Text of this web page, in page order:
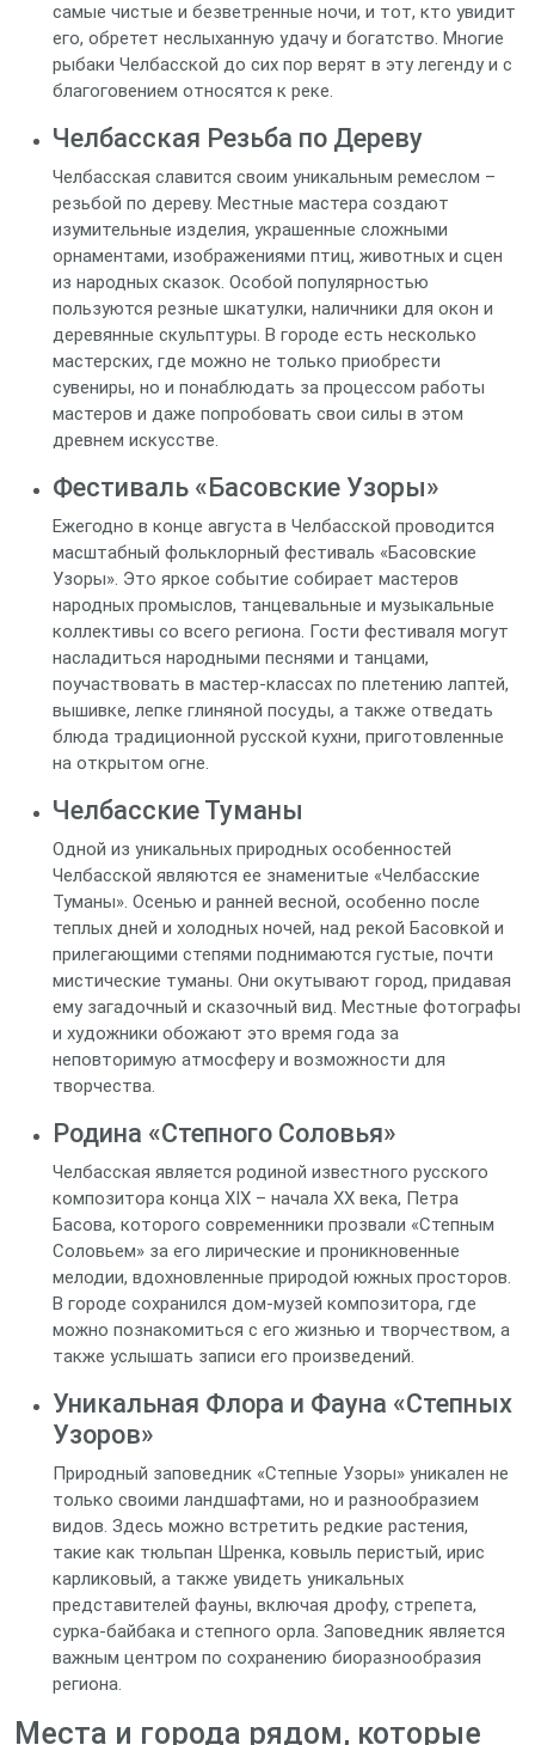
самые чистые и безветренные ночи, и тот, кто увидит
его, обретет неслыханную удачу и богатство. Многие
рыбаки Челбасской до сих пор верят в эту легенду и с
благоговением относятся к реке.
Челбасская Резьба по Дереву
Челбасская славится своим уникальным ремеслом –
резьбой по дереву. Местные мастера создают
изумительные изделия, украшенные сложными
орнаментами, изображениями птиц, животных и сцен
из народных сказок. Особой популярностью
пользуются резные шкатулки, наличники для окон и
деревянные скульптуры. В городе есть несколько
мастерских, где можно не только приобрести
сувениры, но и понаблюдать за процессом работы
мастеров и даже попробовать свои силы в этом
древнем искусстве.
Фестиваль «Басовские Узоры»
Ежегодно в конце августа в Челбасской проводится
масштабный фольклорный фестиваль «Басовские
Узоры». Это яркое событие собирает мастеров
народных промыслов, танцевальные и музыкальные
коллективы со всего региона. Гости фестиваля могут
насладиться народными песнями и танцами,
поучаствовать в мастер-классах по плетению лаптей,
вышивке, лепке глиняной посуды, а также отведать
блюда традиционной русской кухни, приготовленные
на открытом огне.
Челбасские Туманы
Одной из уникальных природных особенностей
Челбасской являются ее знаменитые «Челбасские
Туманы». Осенью и ранней весной, особенно после
теплых дней и холодных ночей, над рекой Басовкой и
прилегающими степями поднимаются густые, почти
мистические туманы. Они окутывают город, придавая
ему загадочный и сказочный вид. Местные фотографы
и художники обожают это время года за
неповторимую атмосферу и возможности для
творчества.
Родина «Степного Соловья»
Челбасская является родиной известного русского
композитора конца XIX – начала XX века, Петра
Басова, которого современники прозвали «Степным
Соловьем» за его лирические и проникновенные
мелодии, вдохновленные природой южных просторов.
В городе сохранился дом-музей композитора, где
можно познакомиться с его жизнью и творчеством, а
также услышать записи его произведений.
Уникальная Флора и Фауна «Степных
Узоров»
Природный заповедник «Степные Узоры» уникален не
только своими ландшафтами, но и разнообразием
видов. Здесь можно встретить редкие растения,
такие как тюльпан Шренка, ковыль перистый, ирис
карликовый, а также увидеть уникальных
представителей фауны, включая дрофу, стрепета,
сурка-байбака и степного орла. Заповедник является
важным центром по сохранению биоразнообразия
региона.
Места и города рядом, которые